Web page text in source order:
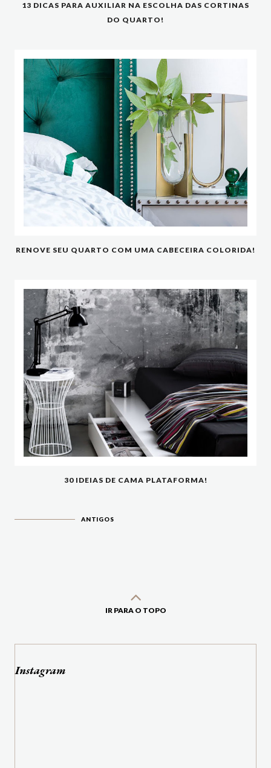
13 DICAS PARA AUXILIAR NA ESCOLHA DAS CORTINAS
DO QUARTO!
RENOVE SEU QUARTO COM UMA CABECEIRA COLORIDA!
30 IDEIAS DE CAMA PLATAFORMA!
ANTIGOS
IR PARA O TOPO
Instagram